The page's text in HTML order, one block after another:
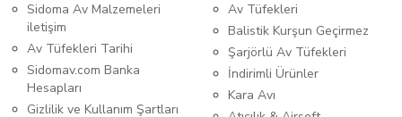
Sidoma Av Malzemeleri
iletişim
Av Tüfekleri Tarihi
Sidomav.com Banka
Hesapları
Gizlilik ve Kullanım Şartları
Av Tüfekleri
Balistik Kurşun Geçirmez
Şarjörlü Av Tüfekleri
İndirimli Ürünler
Kara Avı